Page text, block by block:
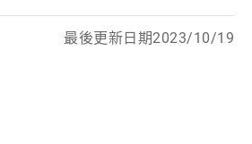
最後更新日期2023/10/19